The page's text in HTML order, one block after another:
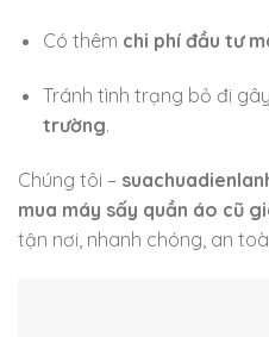
Có thêm chi phí đầu tư
Tránh tình trạng bỏ đi gây
trường.
Chúng tôi –
mua máy sấy quần áo cũ
tận nơi, nhanh chóng, an